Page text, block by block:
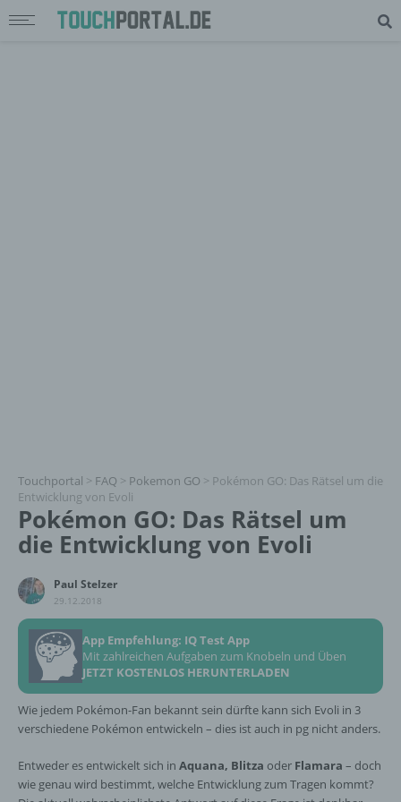
Touchportal > FAQ > Pokemon GO > Pokémon GO: Das Rätsel um die
Entwicklung von Evoli
Pokémon GO: Das Rätsel um
die Entwicklung von Evoli
Paul Stelzer
29.12.2018
App Empfehlung: IQ Test App
Mit zahlreichen Aufgaben zum Knobeln und Üben
JETZT KOSTENLOS HERUNTERLADEN
Wie jedem Pokémon-Fan bekannt sein dürfte kann sich Evoli in 3
verschiedene Pokémon entwickeln – dies ist auch in pg nicht anders.
Entweder es entwickelt sich in Aquana, Blitza oder Flamara – doch
wie genau wird bestimmt, welche Entwicklung zum Tragen kommt?